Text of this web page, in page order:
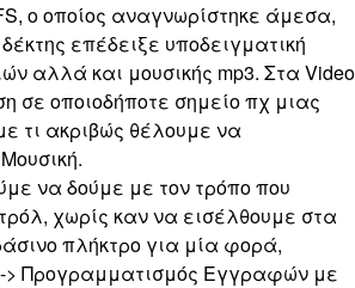
ο οποίος αναγνωρίστηκε άμεσα,
επέδειξε υποδειγματική
αλλά και μουσικής mp3. Στα Video
σε οποιοδήποτε σημείο πχ μιας
τι ακριβώς θέλουμε να
να δούμε με τον τρόπο που
χωρίς καν να εισέλθουμε στα
πλήκτρο για μία φορά,
-> Προγραμματισμός Εγγραφών με